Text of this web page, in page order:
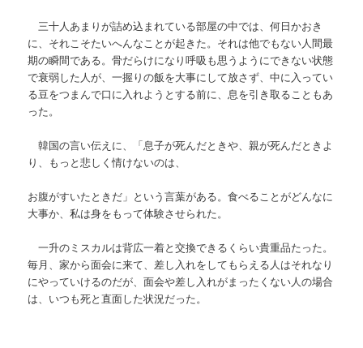
三十人あまりが詰め込まれている部屋の中では、何日かおき
に、それこそたいへんなことが起きた。それは他でもない人間最
期の瞬間である。骨だらけになり呼吸も思うようにできない状態
で衰弱した人が、一握りの飯を大事にして放さず、中に入ってい
る豆をつまんで口に入れようとする前に、息を引き取ることもあ
った。
韓国の言い伝えに、「息子が死んだときや、親が死んだときよ
り、もっと悲しく情けないのは、
お腹がすいたときだ」という言葉がある。食べることがどんなに
大事か、私は身をもって体験させられた。
一升のミスカルは背広一着と交換できるくらい貴重品たった。
毎月、家から面会に来て、差し入れをしてもらえる人はそれなり
にやっていけるのだが、面会や差し入れがまったくない人の場合
は、いつも死と直面した状況だった。